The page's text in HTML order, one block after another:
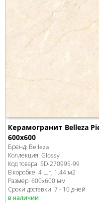
Керамогранит Belleza
600x600
Бренд: Belleza
Коллекция: Glossy
Код товара: SD-270995-99
В коробке: 4 шт, 1.44 м2
Размер: 600x600 мм
Сроки доставки: 7 - 10 дней
в наличии